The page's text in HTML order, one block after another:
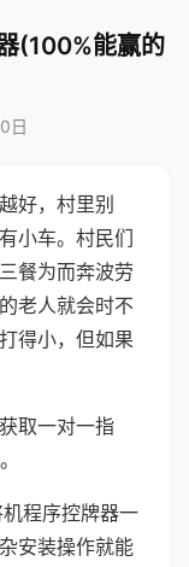
(100%能赢的
日
好，村里别
小车。村民们
餐为而奔波劳
老人就会时不
得小，但如果
取一对一指
程序控牌器一
安装操作就能